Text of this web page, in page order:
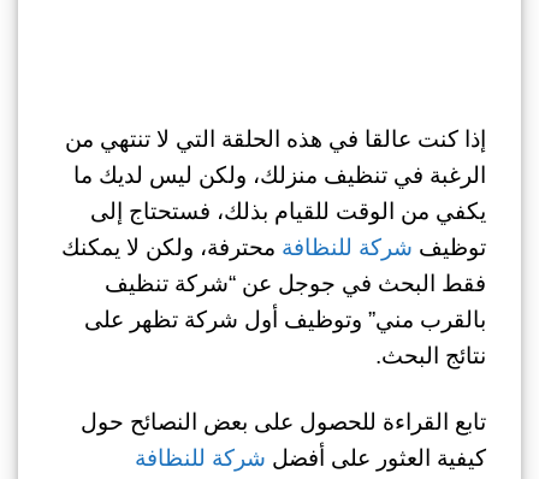
إذا كنت عالقا في هذه الحلقة التي لا تنتهي من
الرغبة في تنظيف منزلك، ولكن ليس لديك ما
يكفي من الوقت للقيام بذلك، فستحتاج إلى
توظيف شركة للنظافة محترفة، ولكن لا يمكنك
فقط البحث في جوجل عن “شركة تنظيف
بالقرب مني” وتوظيف أول شركة تظهر على
نتائج البحث.
تابع القراءة للحصول على بعض النصائح حول
كيفية العثور على أفضل شركة للنظافة